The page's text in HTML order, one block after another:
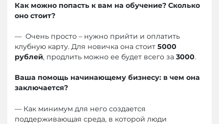
Как можно попасть к вам на обучение? Сколько
оно стоит?
— Очень просто – нужно прийти и оплатить
клубную карту. Для новичка она стоит 5000
рублей, продлить можно ее будет всего за 3000.
Ваша помощь начинающему бизнесу: в чем она
заключается?
— Как минимум для него создается
поддерживающая среда, в которой люди